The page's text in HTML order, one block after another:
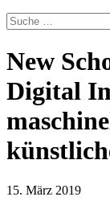
New
Digital
15. März 2019